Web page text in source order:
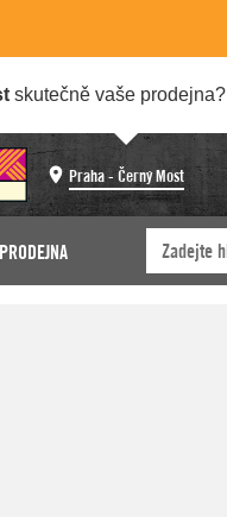
skutečně vaše prodejna?
Praha - Černý Most